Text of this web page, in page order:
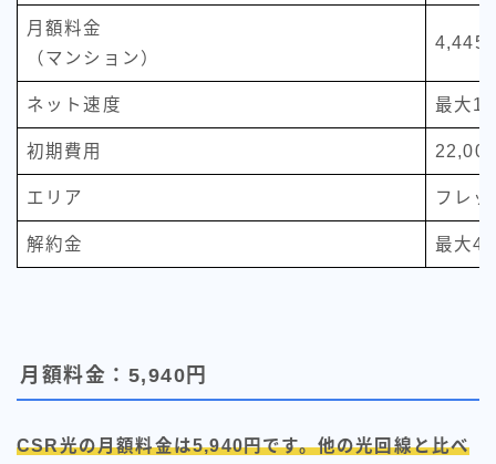
月額料金
（マンション）
4,445
ネット速度 最大
初期費用
エリア フレ
解約金 最大
月額料金：5,940円
CSR光の月額料金は5,940円です。他の光回線と比べ